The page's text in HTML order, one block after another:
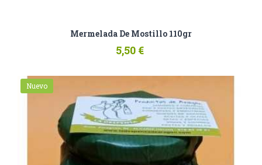
Mermelada De Mostillo 110gr
5,50 €
Nuevo